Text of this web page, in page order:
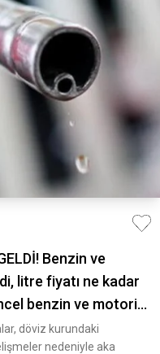
Benzin ve
litre fiyatı ne kadar
benzin ve motorin
döviz kurundaki
nedeniyle aka